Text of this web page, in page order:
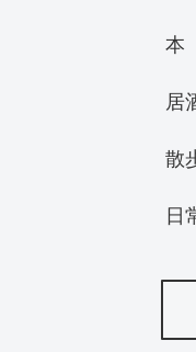
本
居
散
日